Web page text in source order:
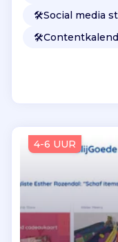
🛠️Social media
🛠️
4-6 UUR